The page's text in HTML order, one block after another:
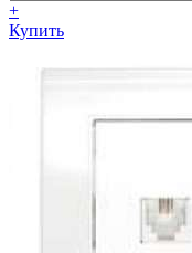
+
Купить